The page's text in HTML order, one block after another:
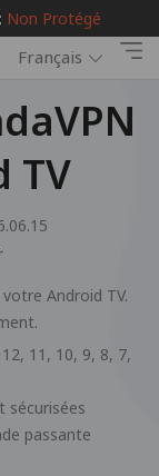
Non Protégé
Français
TV
Android TV.
11, 10, 9, 8, 7,
sécurisées
passante